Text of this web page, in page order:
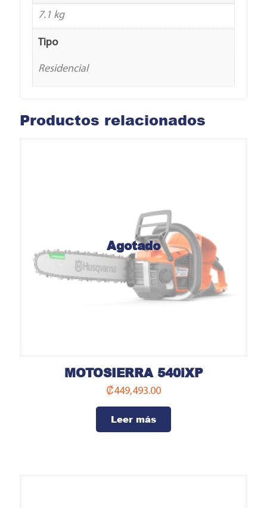
7.1 kg
Tipo
Residencial
Productos relacionados
Agotado
MOTOSIERRA 540iXP
₡449,493.00
Leer más